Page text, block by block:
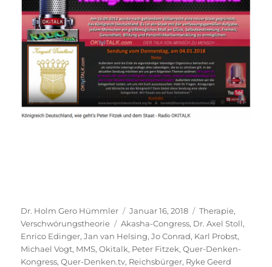
Autor
Dr. Holm Gero Hümmler
Veröffentlicht
am
Januar 16, 2018 Kategorien
Therapie,
Verschwörungstheorie
Schlagwörter
Akasha-Congress, Dr. Axel Stoll,
Enrico Edinger,Jan van Helsing,Jo Conrad, Karl Probst,
Michael Vogt, MMS,Okitalk, Peter Fitzek,Quer-Denken-
Kongress,Quer-Denken.tv, Reichsbürger, Ryke Geerd